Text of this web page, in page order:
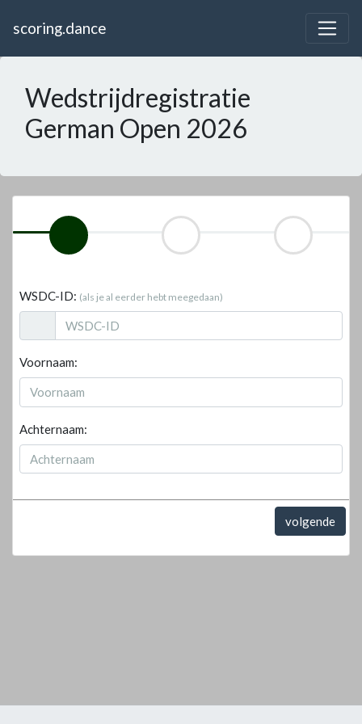
scoring.dance
Wedstrijdregistratie
German Open 2026
WSDC-ID: (als je al eerder hebt meegedaan)
Voornaam:
Achternaam:
volgende